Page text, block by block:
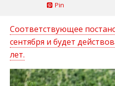
Pin
Соответствующее
сентября и будет
лет.